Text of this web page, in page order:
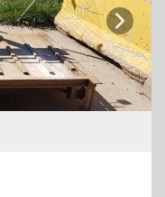
Next